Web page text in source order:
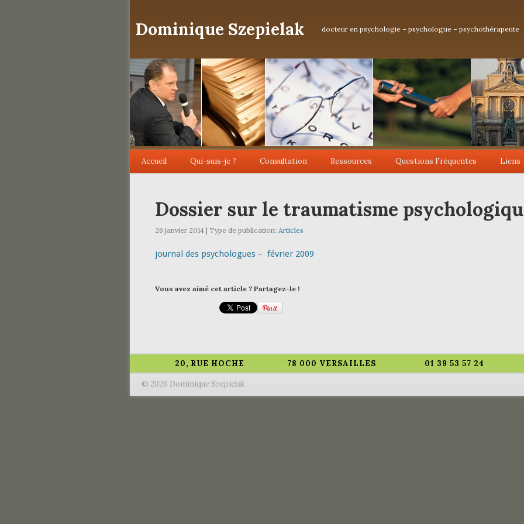
Dominique Szepielak docteur en psychologie – psychologue – psychothérapeute
Accueil Qui-suis-je ? Consultation Ressources Questions Fréquentes Liens
Dossier sur le traumatisme
26 janvier 2014 | Type de publication: Articles
journal des psychologues – février 2009
Vous avez aimé cet article ? Partagez-le !
20, RUE HOCHE 78 000 VERSAILLES 01 39 53 57 24
© 2026 Dominique Szepielak